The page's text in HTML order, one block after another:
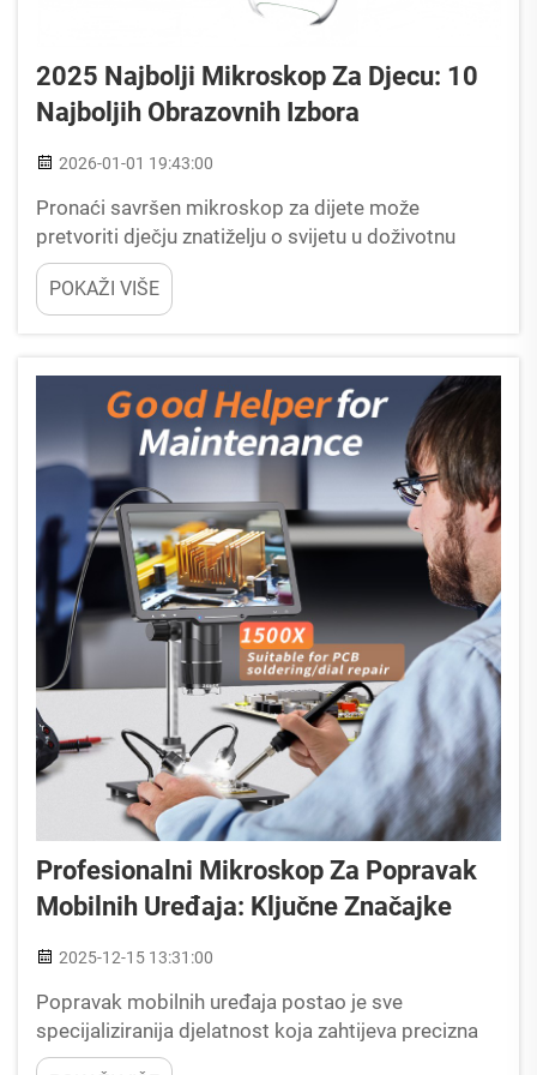
2025 Najbolji Mikroskop Za Djecu: 10
Najboljih Obrazovnih Izbora
2026-01-01 19:43:00
Pronaći savršen mikroskop za dijete može
pretvoriti dječju znatiželju o svijetu u doživotnu
strast za znanost. 2025. godine tržište nudi
impresivan niz obrazovnih mikroskopova posebno
dizajniranih za mlade učenike, koji kombinuju...
POKAŽI VIŠE
Profesionalni Mikroskop Za Popravak
Mobilnih Uređaja: Ključne Značajke
2025-12-15 13:31:00
Popravak mobilnih uređaja postao je sve
specijaliziranija djelatnost koja zahtijeva precizna
alata i opremu za rad s današnjom sofisticiranom